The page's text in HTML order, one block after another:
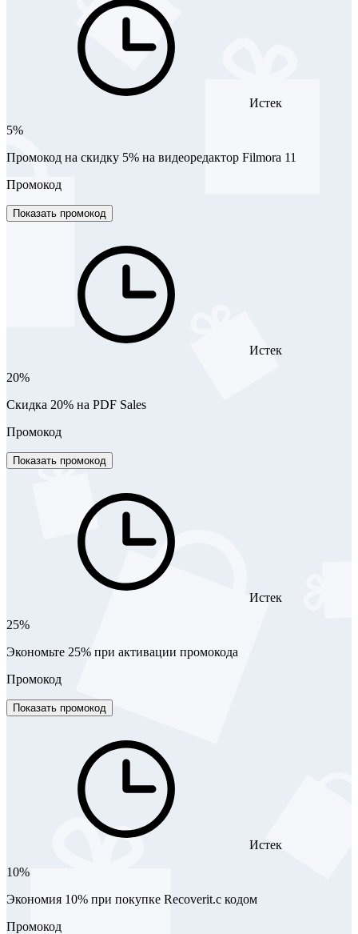
Истек
5%
Промокод на скидку 5% на видеоредактор Filmora 11
Промокод
Показать промокод
Истек
20%
Скидка 20% на PDF Sales
Промокод
Показать промокод
Истек
25%
Экономьте 25% при активации промокода
Промокод
Показать промокод
Истек
10%
Экономия 10% при покупке Recoverit.с кодом
Промокод